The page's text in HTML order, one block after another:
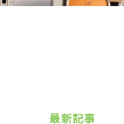
最新記事